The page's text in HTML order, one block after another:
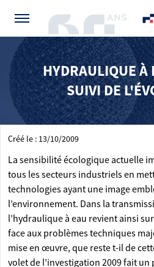
HYDRAULIQUE
SUIVI DE
Créé le : 13/10/2009
La sensibilité écologique actuelle
tous les secteurs industriels en
technologies ayant une image
l’environnement. Dans la
l’hydraulique à eau revient ainsi
face aux problèmes techniques
mise en œuvre, que reste t-il de
volet de l’investigation 2009 fait